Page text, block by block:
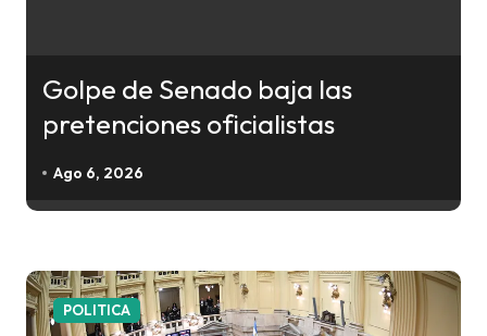
t
a
d
Golpe de Senado baja las
pretenciones oficialistas
Ago 6, 2026
POLITICA